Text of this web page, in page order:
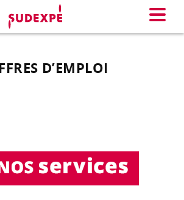
Menu
D’EMPLOI